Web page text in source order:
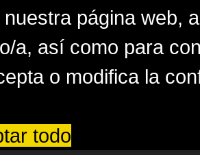
página web,
a, así como para
o modifica la
todo